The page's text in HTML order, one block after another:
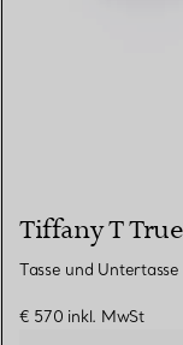
Tiffany T True
Tasse und
€ 570 inkl. MwSt